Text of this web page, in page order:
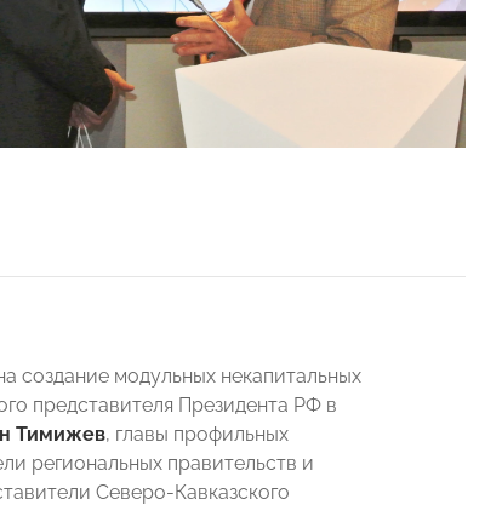
создание модульных некапитальных
представителя Президента РФ в
Тимижев, главы профильных
региональных правительств и
Северо-Кавказского